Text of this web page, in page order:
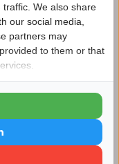
eenvoudige
bevestiging met
je op
is het belangrijk om
voor warm wit),
op de IP-waarde
De breedte
de
We also share
our social media,
partners may
to them or that